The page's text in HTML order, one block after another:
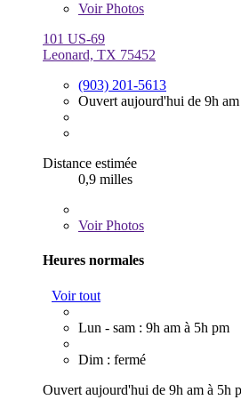
VoirPhotos
101 US-69
Leonard, TX 75452
(903) 201-5613
Ouvert aujourd'hui de 9h
Distance estimée
0,9 milles
VoirPhotos
Heures normales
Voir tout
Lun - sam : 9h am à 5h pm
Dim : fermé
Ouvert aujourd'hui de 9h am à 5h